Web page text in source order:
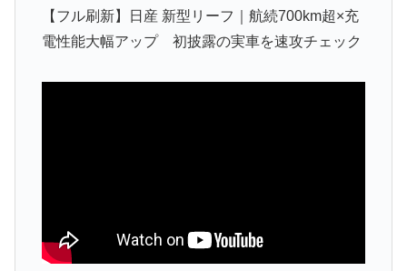
【フル刷新】日産 新型リーフ｜航続700km超×充
電性能大幅アップ 初披露の実車を速攻チェック